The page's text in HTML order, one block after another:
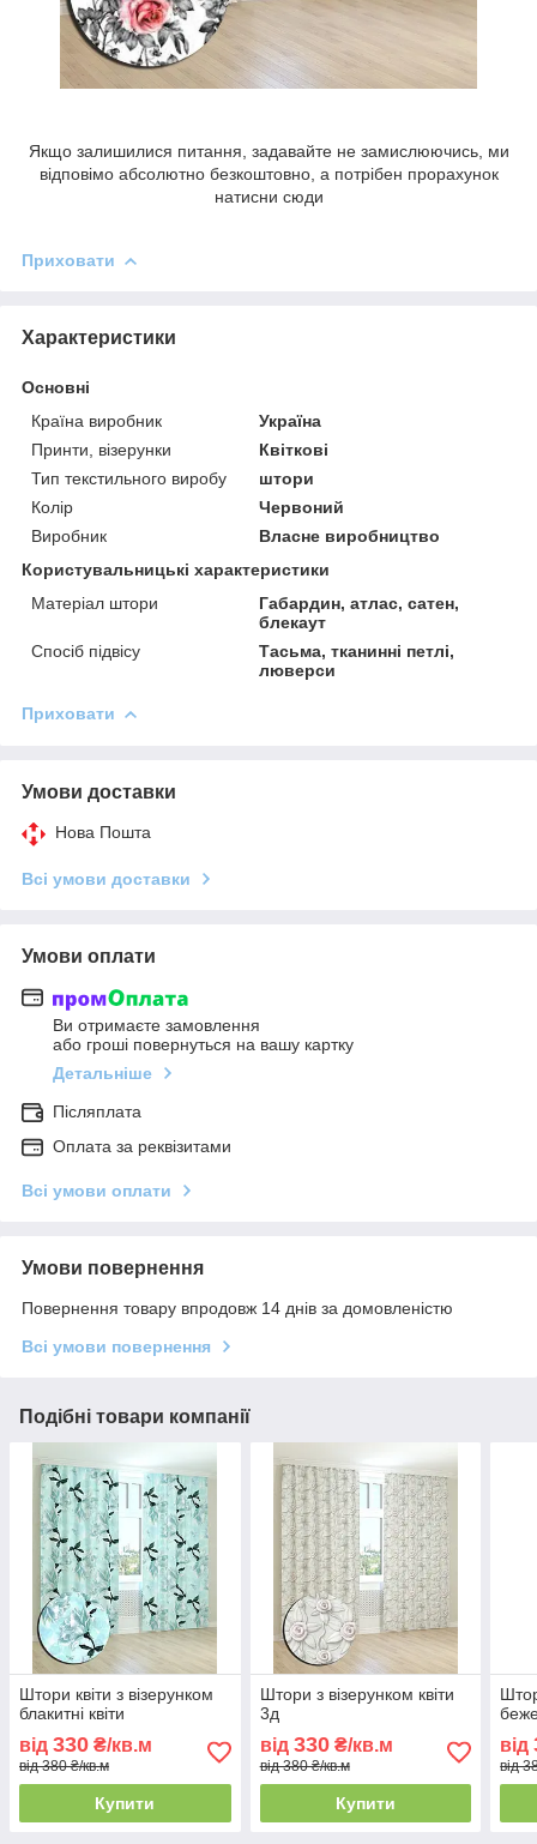
Якщо залишилися питання, задавайте не замислюючись, ми
відповімо абсолютно безкоштовно, а потрібен прорахунок
натисни сюди
Приховати
Характеристики
Основні
Країна виробник
Україна
Принти, візерунки
Квіткові
Тип текстильного виробу
штори
Колір
Червоний
Виробник
Власне виробництво
Користувальницькі характеристики
Матеріал штори
Габардин, атлас, сатен,
блекаут
Спосіб підвісу
Тасьма, тканинні петлі,
люверси
Приховати
Умови доставки
Нова Пошта
Всі умови доставки
Умови оплати
Ви отримаєте замовлення
або гроші повернуться на вашу картку
Детальніше
Післяплата
Оплата за реквізитами
Всі умови оплати
Умови повернення
Повернення товару впродовж 14 днів за домовленістю
Всі умови повернення
Подібні товари компанії
Штори квіти з візерунком
блакитні квіти
від 330 ₴/кв.м
від 380 ₴/кв.м
Купити
Штори з візерунком квіти
3д
від 330₴/кв.м
від 380 ₴/кв.м
Купити
від
від